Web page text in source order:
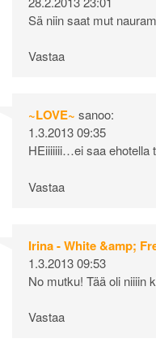
Sä niin saat mut
Vastaa
~LOVE~ sanoo:
1.3.2013 09:35
HEiiiiiii…ei saa ehotella
Vastaa
Irina - White &amp;
1.3.2013 09:53
No mutku! Tää oli niiiin
Vastaa